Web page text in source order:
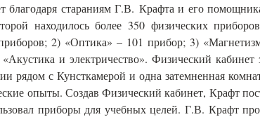
благодаря стараниям Г.В. Крафта и его
находилось более 350 физических
2) «Оптика» – 101 прибор; 3)
«Акустика и электричество». Физический
рядом с Кунсткамерой и одна затемненная
опыты. Создав Физический кабинет, Крафт
приборы для учебных целей. Г.В. Крафт